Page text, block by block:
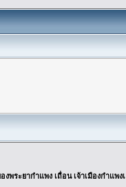
พระยากำแพง เถื่อน เจ้าเมืองกำแพงเ